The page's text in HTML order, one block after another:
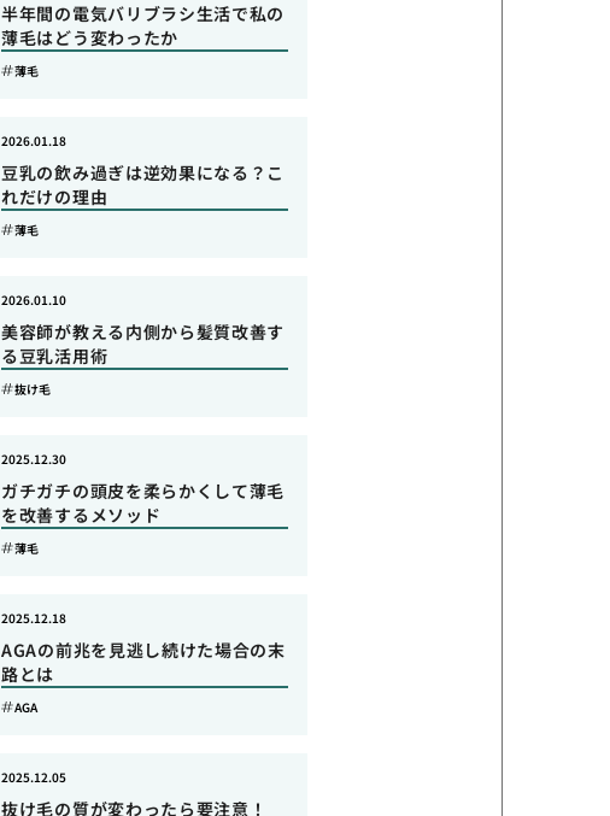
半年間の電気バリブラシ生活で私の
薄毛はどう変わったか
薄毛
豆乳の飲み過ぎは逆効果になる？こ
れだけの理由
2026.01.18
薄毛
美容師が教える内側から髪質改善す
る豆乳活用術
2026.01.10
抜け毛
ガチガチの頭皮を柔らかくして薄毛
を改善するメソッド
2025.12.30
薄毛
AGAの前兆を見逃し続けた場合の末
路とは
2025.12.18
AGA
抜け毛の質が変わったら要注意！
2025.12.05